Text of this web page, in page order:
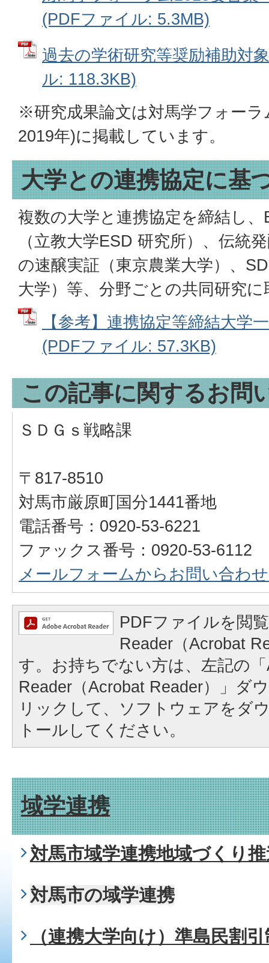
(PDFファイル: 5.3MB)
過去の学術研究等奨励補助対
ル: 118.3KB)
※研究成果論文は対馬学フォーラ
2019年)に掲載しています。
大学との連携協定に基
複数の大学と連携協定を締結し
（立教大学ESD 研究所）、伝統
の速醸実証（東京農業大学）、
大学）等、分野ごとの共同研究
【参考】連携協定等締結大学
(PDFファイル: 57.3KB)
この記事に関するお問
ＳＤＧｓ戦略課
〒817-8510
対馬市厳原町国分1441番地
電話番号：0920-53-6221
ファックス番号：0920-53-6112
メールフォームからお問い合わ
PDFファイルを閲
Reader（Acrobat
す。お持ちでない方は、左記の
Reader（Acrobat Reader）」ダ
リックして、ソフトウェアをダ
トールしてください。
域学連携
対馬市域学連携地域づくり
対馬市の域学連携
（連携大学向け）準島民割